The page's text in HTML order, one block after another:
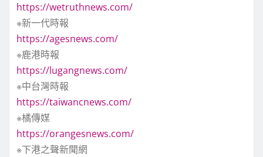
https://wetruthnews.com/
※新一代時報
https://agesnews.com/
※鹿港時報
https://lugangnews.com/
※中台灣時報
https://taiwancnews.com/
※橘傳媒
https://orangesnews.com/
※下港之聲新聞網